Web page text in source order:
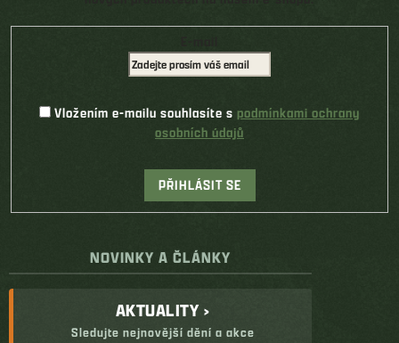
Vložením e-mailu souhlasíte s podmínkami ochrany
osobních údajů
PŘIHLÁSIT SE
NOVINKY A ČLÁNKY
AKTUALITY ›
Sledujte nejnovější dění a akce